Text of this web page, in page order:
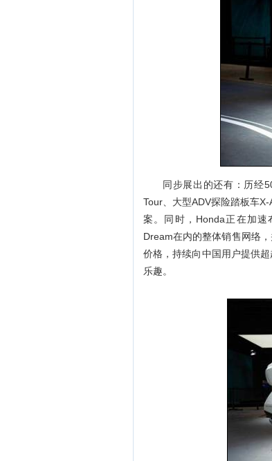
同步展出的还有：历经
Tour、大型ADV探险踏板车
案。同时，Honda正在加速
Dream在内的整体销售网络
价格，持续向中国用户提供
乐趣。